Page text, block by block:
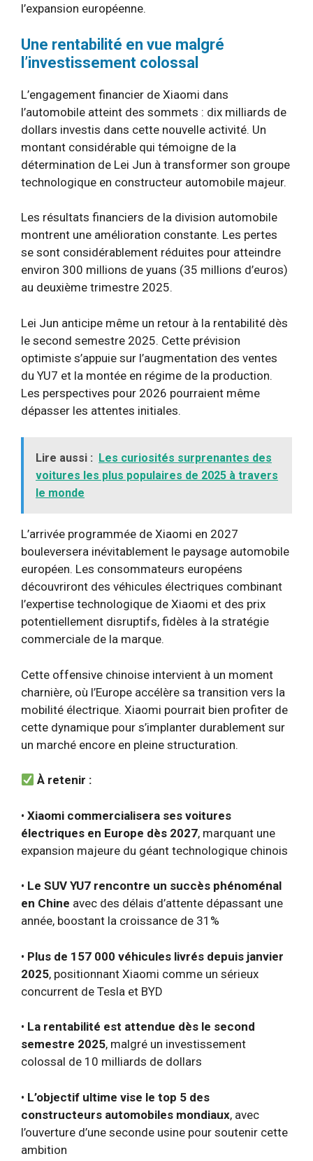
l’expansion européenne.
Une rentabilité en vue malgré
l’investissement colossal
L’engagement financier de Xiaomi dans
l’automobile atteint des sommets : dix milliards de
dollars investis dans cette nouvelle activité. Un
montant considérable qui témoigne de la
détermination de Lei Jun à transformer son groupe
technologique en constructeur automobile majeur.
Les résultats financiers de la division automobile
montrent une amélioration constante. Les pertes
se sont considérablement réduites pour atteindre
environ 300 millions de yuans (35 millions d’euros)
au deuxième trimestre 2025.
Lei Jun anticipe même un retour à la rentabilité dès
le second semestre 2025. Cette prévision
optimiste s’appuie sur l’augmentation des ventes
du YU7 et la montée en régime de la production.
Les perspectives pour 2026 pourraient même
dépasser les attentes initiales.
Lire aussi : Les curiosités surprenantes des
voitures les plus populaires de 2025 à travers
le monde
L’arrivée programmée de Xiaomi en 2027
bouleversera inévitablement le paysage automobile
européen. Les consommateurs européens
découvriront des véhicules électriques combinant
l’expertise technologique de Xiaomi et des prix
potentiellement disruptifs, fidèles à la stratégie
commerciale de la marque.
Cette offensive chinoise intervient à un moment
charnière, où l’Europe accélère sa transition vers la
mobilité électrique. Xiaomi pourrait bien profiter de
cette dynamique pour s’implanter durablement sur
un marché encore en pleine structuration.
À retenir :
• Xiaomi commercialisera ses voitures
électriques en Europe dès 2027, marquant une
expansion majeure du géant technologique chinois
• Le SUV YU7 rencontre un succès phénoménal
en Chine avec des délais d’attente dépassant une
année, boostant la croissance de 31%
• Plus de 157 000 véhicules livrés depuis janvier
2025, positionnant Xiaomi comme un sérieux
concurrent de Tesla et BYD
• La rentabilité est attendue dès le second
semestre 2025, malgré un investissement
colossal de 10 milliards de dollars
• L’objectif ultime vise le top 5 des
constructeurs automobiles mondiaux, avec
l’ouverture d’une seconde usine pour soutenir cette
ambition